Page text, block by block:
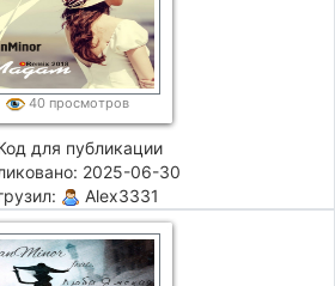
40 просмотров
для публикации
2025-06-30
Alex3331